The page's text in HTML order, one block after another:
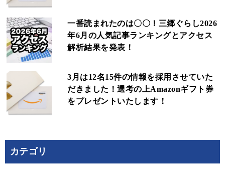
一番読まれたのは〇〇！三郷ぐらし2026
年6月の人気記事ランキングとアクセス
解析結果を発表！
3月は12名15件の情報を採用させていた
だきました！選考の上Amazonギフト券
をプレゼントいたします！
カテゴリ